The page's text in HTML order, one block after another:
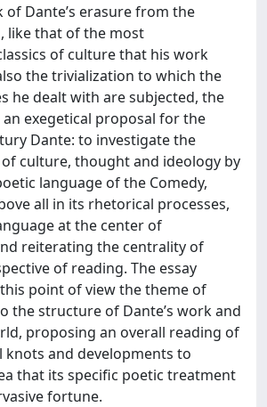
of Dante’s erasure from the
like that of the most
of culture that his work
the trivialization to which the
he dealt with are subjected, the
an exegetical proposal for the
Dante: to investigate the
culture, thought and ideology by
language of the Comedy,
all in its rhetorical processes,
at the center of
reiterating the centrality of
of reading. The essay
point of view the theme of
the structure of Dante’s work and
proposing an overall reading of
knots and developments to
that its specific poetic treatment
fortune.